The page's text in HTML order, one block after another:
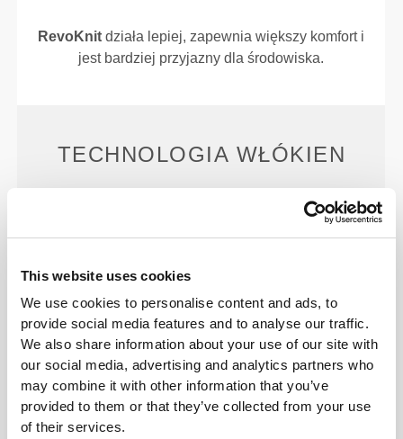
This website uses cookies
We use cookies to personalise content and ads, to
provide social media features and to analyse our traffic.
We also share information about your use of our site with
our social media, advertising and analytics partners who
may combine it with other information that you’ve
provided to them or that they’ve collected from your use
of their services.
RevoKnit działa lepiej, zapewnia większy komfort i
jest bardziej przyjazny dla środowiska.
TECHNOLOGIA WŁÓKIEN
PoliStretch© to nasza własna, niezwykle
wszechstronna technologia włókien opracowana w
laboratorium, która zapewnia odpowiedni poziom
kompresji oraz dużą elastyczność dla lepszych
osiągów, wsparcia i komfortu. PoliStretch©
utrzymuje uczucie suchości i chłodu, a
jednocześnie nie ogranicza swobody ruchów.